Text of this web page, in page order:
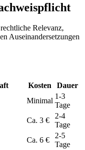
Relevanz,
Auseinandersetzungen
Kosten
Dauer
Minimal
1-3
Tage
Ca. 3 €
2-4
Tage
Ca. 6 €
2-5
Tage